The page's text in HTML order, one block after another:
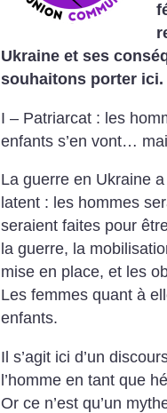
Ukraine et ses
souhaitons porter ici.
I – Patriarcat : les
enfants s’en vont…
La guerre en Ukraine
latent : les hommes
seraient faites pour
la guerre, la
mise en place, et les
Les femmes quant à
enfants.
Il s’agit ici d’un
l’homme en tant que
Or ce n’est qu’un